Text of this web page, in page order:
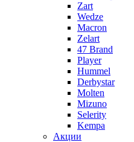
Zart
Wedze
Macron
Zelart
47 Brand
Player
Hummel
Derbystar
Molten
Mizuno
Selerity
Kempa
Акции